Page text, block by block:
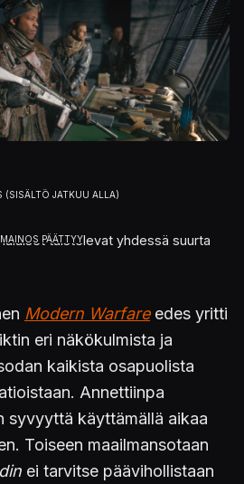
taistelevat yhdessä suurta
Modern Warfareedes yritti
eri näkökulmista ja
kaikista osapuolista
Annettiinpa
syvyyttä käyttämällä aikaa
Toiseen maailmansotaan
ei tarvitse päävihollistaan